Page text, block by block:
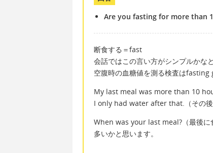
Are you fasting for more than
断食する＝fast
会話ではこの言い方がシンプルかな
空腹時の血糖値を測る検査はfasting
My last meal was more than 10
I only had water after that.（その後
When was your last meal?（最後に
多いかと思います。